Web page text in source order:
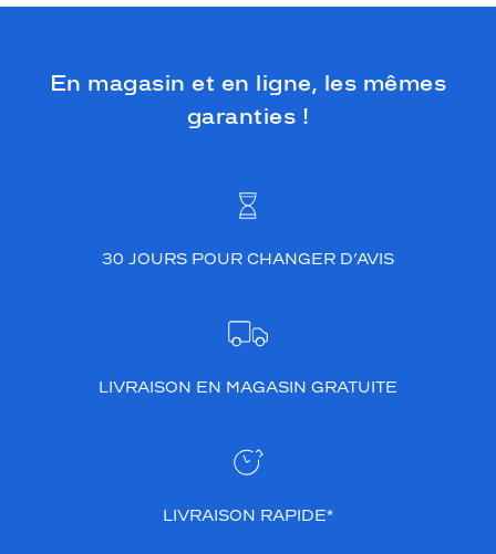
En magasin et en ligne, les mêmes
garanties !
30 JOURS POUR CHANGER D’AVIS
LIVRAISON EN MAGASIN GRATUITE
LIVRAISON RAPIDE*